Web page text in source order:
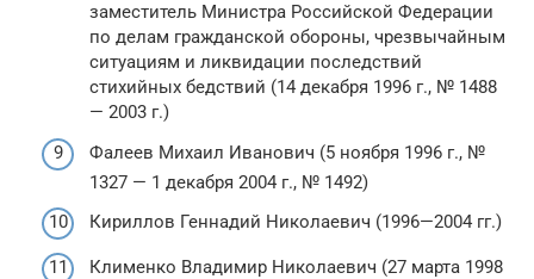
заместитель Министра Российской Федерации
по делам гражданской обороны, чрезвычайным
ситуациям и ликвидации последствий
стихийных бедствий (14 декабря 1996 г., № 1488
— 2003 г.)
Фалеев Михаил Иванович (5 ноября 1996 г., №
1327 — 1 декабря 2004 г., № 1492)
Кириллов Геннадий Николаевич (1996—2004 гг.)
Клименко Владимир Николаевич (27 марта 1998